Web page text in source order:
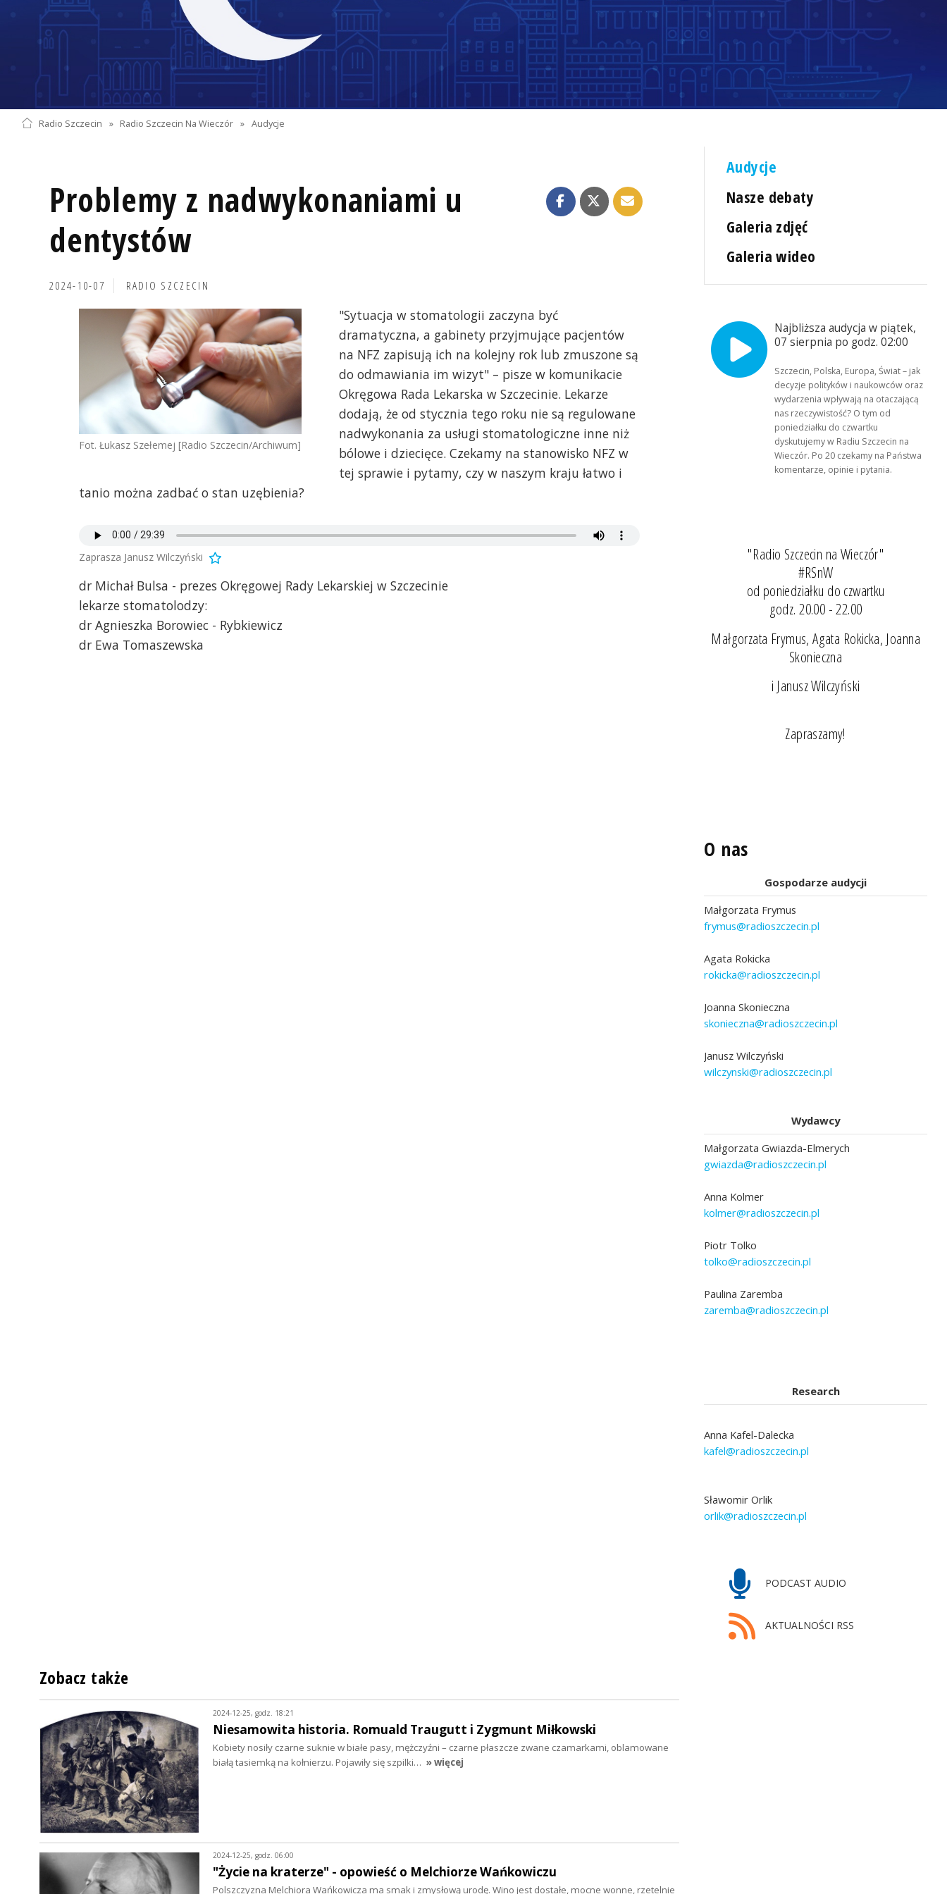
Radio Szczecin » Radio Szczecin Na Wieczór » Audycje
Problemy z nadwykonaniami u
dentystów
2024-10-07 RADIO SZCZECIN
Fot. Łukasz Szełemej [Radio Szczecin/Archiwum]
"Sytuacja w stomatologii zaczyna być
dramatyczna, a gabinety przyjmujące pacjentów
na NFZ zapisują ich na kolejny rok lub zmuszone są
do odmawiania im wizyt" – pisze w komunikacie
Okręgowa Rada Lekarska w Szczecinie. Lekarze
dodają, że od stycznia tego roku nie są regulowane
nadwykonania za usługi stomatologiczne inne niż
bólowe i dziecięce. Czekamy na stanowisko NFZ w
tej sprawie i pytamy, czy w naszym kraju łatwo i
tanio można zadbać o stan uzębienia?
Zaprasza Janusz Wilczyński
dr Michał Bulsa - prezes Okręgowej Rady Lekarskiej w Szczecinie
lekarze stomatolodzy:
dr Agnieszka Borowiec - Rybkiewicz
dr Ewa Tomaszewska
Audycje
Nasze debaty
Galeria zdjęć
Galeria wideo
Najbliższa audycja w piątek,
07 sierpnia po godz. 02:00
Szczecin, Polska, Europa, Świat – jak
decyzje polityków i naukowców oraz
wydarzenia wpływają na otaczającą
nas rzeczywistość? O tym od
poniedziałku do czwartku
dyskutujemy w Radiu Szczecin na
Wieczór. Po 20 czekamy na Państwa
komentarze, opinie i pytania.
"Radio Szczecin na Wieczór"
#RSnW
od poniedziałku do czwartku
godz. 20.00 - 22.00
Małgorzata Frymus, Agata Rokicka, Joanna
Skonieczna
i Janusz Wilczyński
Zapraszamy!
O nas
Gospodarze audycji
Małgorzata Frymus
frymus@radioszczecin.pl
Agata Rokicka
rokicka@radioszczecin.pl
Joanna Skonieczna
skonieczna@radioszczecin.pl
Janusz Wilczyński
wilczynski@radioszczecin.pl
Wydawcy
Małgorzata Gwiazda-Elmerych
gwiazda@radioszczecin.pl
Anna Kolmer
kolmer@radioszczecin.pl
Piotr Tolko
tolko@radioszczecin.pl
Paulina Zaremba
zaremba@radioszczecin.pl
Research
Anna Kafel-Dalecka
kafel@radioszczecin.pl
Sławomir Orlik
orlik@radioszczecin.pl
PODCAST AUDIO
AKTUALNOŚCI RSS
Zobacz także
2024-12-25, godz. 18:21
Niesamowita historia. Romuald Traugutt i Zygmunt Miłkowski
Kobiety nosiły czarne suknie w białe pasy, mężczyźni – czarne płaszcze zwane czamarkami, oblamowane
białą tasiemką na kołnierzu. Pojawiły się szpilki… » więcej
2024-12-25, godz. 06:00
"Życie na kraterze" - opowieść o Melchiorze Wańkowiczu
Polszczyzna Melchiora Wańkowicza ma smak i zmysłową urodę. Wino jest dostałe, mocne wonne, rzetelnie